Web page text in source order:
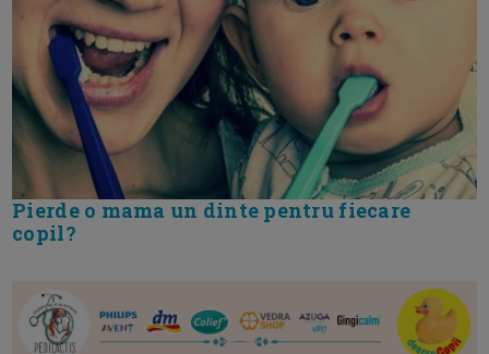
Pierde o mama un dinte pentru fiecare
copil?